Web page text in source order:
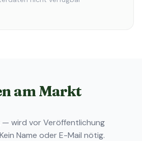
am Markt
— wird vor Veröffentlichung
Name oder E-Mail nötig.